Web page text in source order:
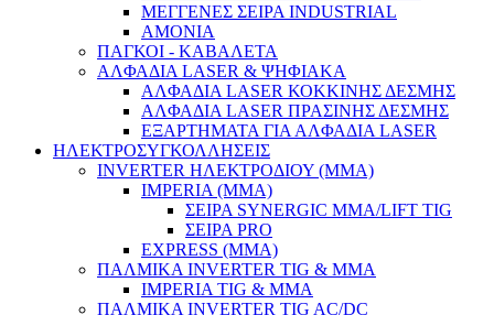
Κήπος & Αγρός
ΜΕΓΓΕΝΕΣ ΣΕΙΡΑ INDUSTRIAL
ΑΜΟΝΙΑ
ΠΑΓΚΟΙ - ΚΑΒΑΛΕΤΑ
ΑΛΦΑΔΙΑ LASER & ΨΗΦΙΑΚΑ
ΑΛΦΑΔΙΑ LASER ΚΟΚΚΙΝΗΣ ΔΕΣΜΗΣ
ΑΛΦΑΔΙΑ LASER ΠΡΑΣΙΝΗΣ ΔΕΣΜΗΣ
ΕΞΑΡΤΗΜΑΤΑ ΓΙΑ ΑΛΦΑΔΙΑ LASER
ΗΛΕΚΤΡΟΣΥΓΚΟΛΛΗΣΕΙΣ
INVERTER ΗΛΕΚΤΡΟΔΙΟΥ (MMA)
IMPERIA (MMA)
ΣΕΙΡΑ SYNERGIC MMA/LIFT TIG
ΣΕΙΡΑ PRO
EXPRESS (ΜΜΑ)
ΠΑΛΜΙΚΑ INVERTER TIG & MMA
IMPERIA TIG & MMA
ΠΑΛΜΙΚΑ INVERTER TIG AC/DC